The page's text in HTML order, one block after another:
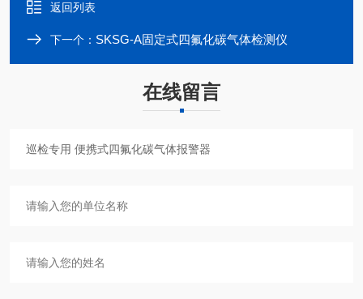
返回列表
下一个： SKSG-A固定式四氟化碳气体检测仪
在线留言